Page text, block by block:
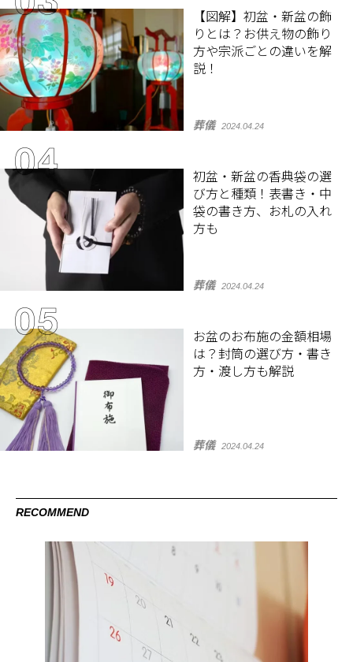
【図解】初盆・新盆の飾
りとは？お供え物の飾り
方や宗派ごとの違いを解
説！
葬儀 2024.04.24
初盆・新盆の香典袋の選
び方と種類！表書き・中
袋の書き方、お札の入れ
方も
葬儀 2024.04.24
お盆のお布施の金額相場
は？封筒の選び方・書き
方・渡し方も解説
葬儀 2024.04.24
RECOMMEND